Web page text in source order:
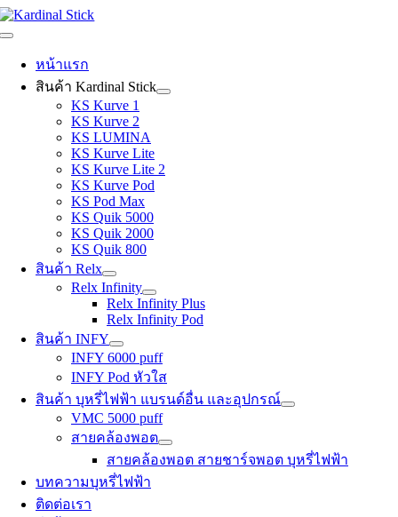
Skip
to
Toggle
Navigation
หน้าแรก
สินค้า Kardinal Stick
KS Kurve 1
KS Kurve 2
KS LUMINA
KS Kurve Lite
KS Kurve Lite 2
KS Kurve Pod
KS Pod Max
KS Quik 5000
KS Quik 2000
KS Quik 800
สินค้า Relx
Relx Infinity
Relx Infinity Plus
Relx Infinity Pod
สินค้า INFY
INFY 6000 puff
INFY Pod หัวใส
สินค้า บุหรี่ไฟฟ้า แบรนด์อื่น และอุปกรณ์
VMC 5000 puff
สายคล้องพอต
สายคล้องพอต สายชาร์จพอต บุหรี่ไฟฟ้า
บทความบุหรี่ไฟฟ้า
ติดต่อเรา